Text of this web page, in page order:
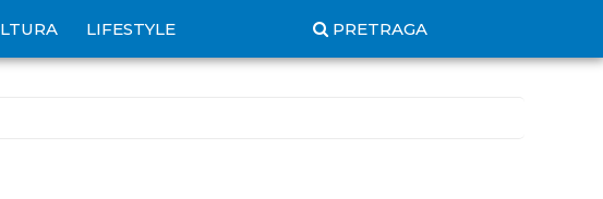
LIFESTYLE PRETRAGA